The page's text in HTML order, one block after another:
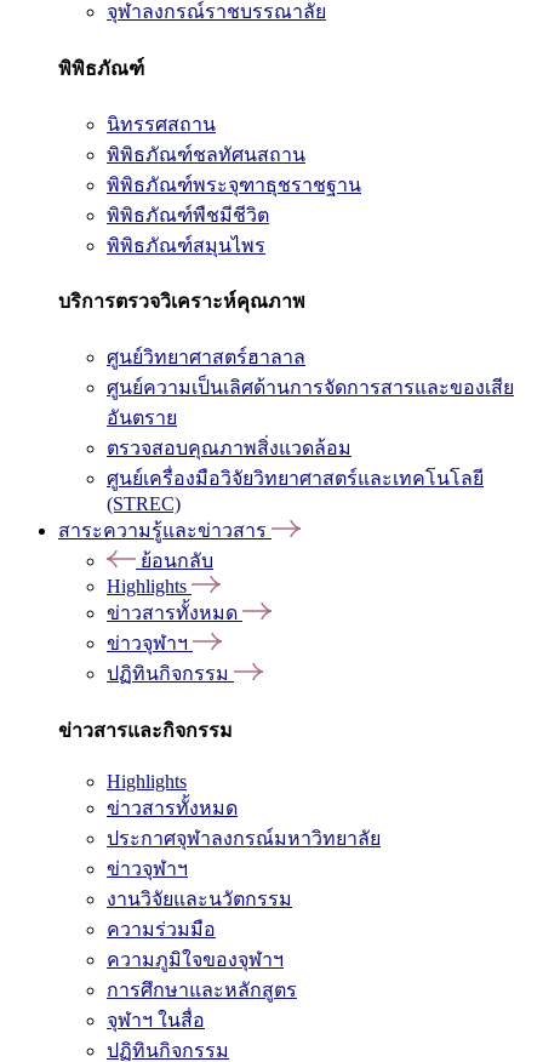
จุฬาลงกรณ์ราชบรรณาลัย
พิพิธภัณฑ์
นิทรรศสถาน
พิพิธภัณฑ์ชลทัศนสถาน
พิพิธภัณฑ์พระจุฑาธุชราชฐาน
พิพิธภัณฑ์พืชมีชีวิต
พิพิธภัณฑ์สมุนไพร
บริการตรวจวิเคราะห์คุณภาพ
ศูนย์วิทยาศาสตร์ฮาลาล
ศูนย์ความเป็นเลิศด้านการจัดการสารและของเสีย
อันตราย
ตรวจสอบคุณภาพสิ่งแวดล้อม
ศูนย์เครื่องมือวิจัยวิทยาศาสตร์และเทคโนโลยี
(STREC)
สาระความรู้และข่าวสาร
ย้อนกลับ
Highlights
ข่าวสารทั้งหมด
ข่าวจุฬาฯ
ปฏิทินกิจกรรม
ข่าวสารและกิจกรรม
Highlights
ข่าวสารทั้งหมด
ประกาศจุฬาลงกรณ์มหาวิทยาลัย
ข่าวจุฬาฯ
งานวิจัยและนวัตกรรม
ความร่วมมือ
ความภูมิใจของจุฬาฯ
การศึกษาและหลักสูตร
จุฬาฯ ในสื่อ
ปฏิทินกิจกรรม